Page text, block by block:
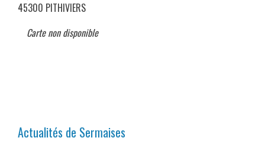
45300 PITHIVIERS
Carte non disponible
Actualités de Sermaises